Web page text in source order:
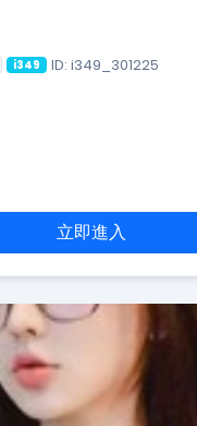
i349 ID: i349_301225
立即進入